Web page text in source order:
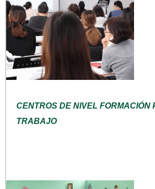
CENTROS DE NIVEL FORMACIÓN
TRABAJO